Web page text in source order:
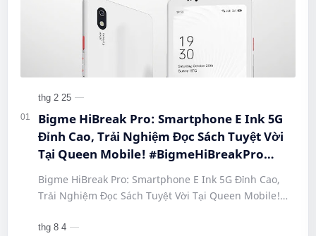
Bigme HiBreak Pro: Smartphone E Ink 5G
Đỉnh Cao, Trải Nghiệm Đọc Sách Tuyệt Vời
Tại Queen Mobile! #BigmeHiBreakPro
#SmartphoneEInk #QueenMobile
#HiBreakPro5G #DienThoaiDocSach
#CongNgheMoi #MuaSamThongMinh
#EInkPhone #5GSmartphone
Bigme HiBreak Pro: Smartphone E Ink 5G Đỉnh Cao,
Trải Nghiệm Đọc Sách Tuyệt Vời Tại Queen Mobile!
#Hi…